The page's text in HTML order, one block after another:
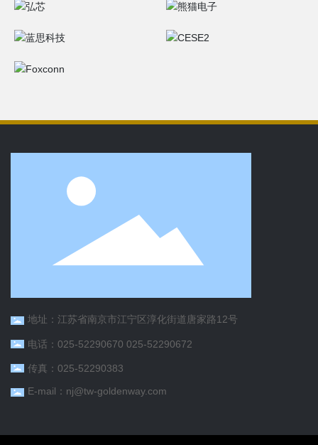
地址：江苏省南京市江宁区淳化街道唐家路12号
电话：025-52290670 025-52290672
传真：025-52290383
E-mail：nj@tw-goldenway.com